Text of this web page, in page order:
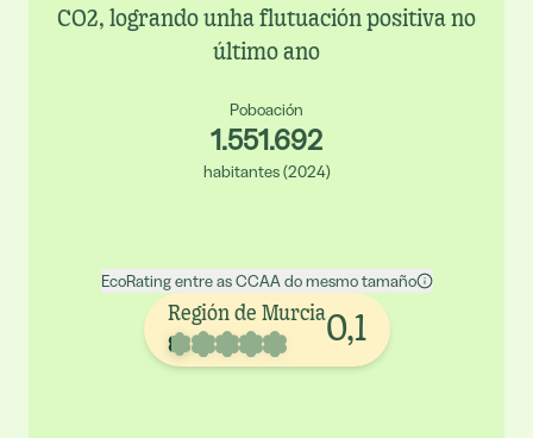
CO2, logrando unha flutuación positiva no
último ano
Poboación
1.551.692
habitantes(2024)
EcoRating entre as CCAA do mesmo tamaño
Región de Murcia0,1